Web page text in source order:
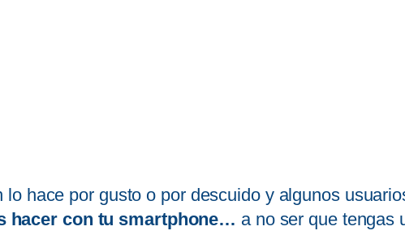
lo hace por gusto o por descuido y algunos
hacer con tu smartphone… a no ser que tengas